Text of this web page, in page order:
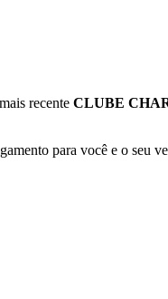
recente CLUBE
para você e o